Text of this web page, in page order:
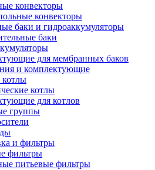
конвекторы
конвекторы
баки и гидроаккумуляторы
баки
для мембранных баков
и комплектующие
котлы
котлы
для котлов
группы
и фильтры
фильтры
питьевые фильтры